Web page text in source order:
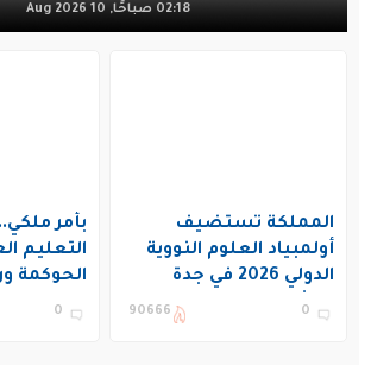
02:18 صباحًا, 10 Aug 2026
المملكة تستضيف
أولمبياد العلوم النووية
الدولي 2026 في جدة
بمشاركة 19 دولة
0
90666
بأمر
التعليم
الحوكمة
التعليم
0